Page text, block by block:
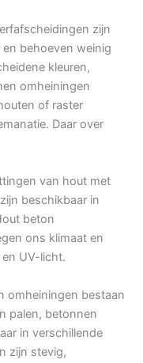
zijn
behoeven weinig
kleuren,
omheiningen
of raster
Daar over
van hout met
beschikbaar in
beton
ons klimaat en
UV-licht.
omheiningen bestaan
palen, betonnen
in verschillende
zijn stevig,